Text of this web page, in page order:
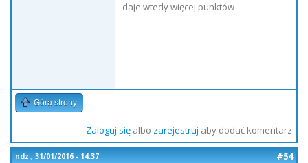
daje wtedy więcej punktów
Góra strony
Zaloguj sięalbo zarejestruj aby dodać komentarz
ndz., 31/01/2016 - 14:37
#54